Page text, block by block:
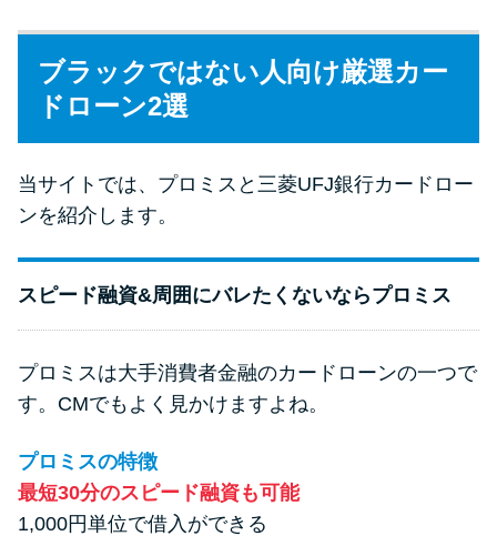
ブラックではない人向け厳選カー
ドローン2選
当サイトでは、プロミスと三菱UFJ銀行カードロー
ンを紹介します。
スピード融資&周囲にバレたくないならプロミス
プロミスは大手消費者金融のカードローンの一つで
す。CMでもよく見かけますよね。
プロミスの特徴
最短30分のスピード融資も可能
1,000円単位で借入ができる